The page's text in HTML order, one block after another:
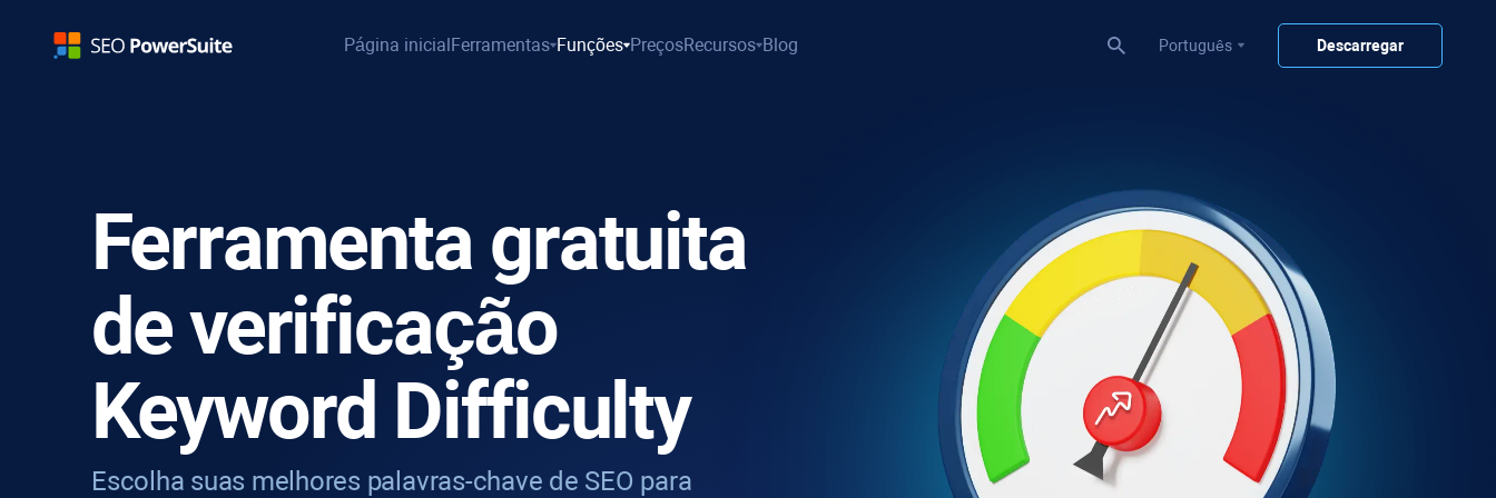
Página inicialFerramentas Funções PreçosRecursos Blog Português Descarregar
Ferramenta gratuita
de verificação
Keyword Difficulty
Escolha suas melhores palavras-chave de SEO para